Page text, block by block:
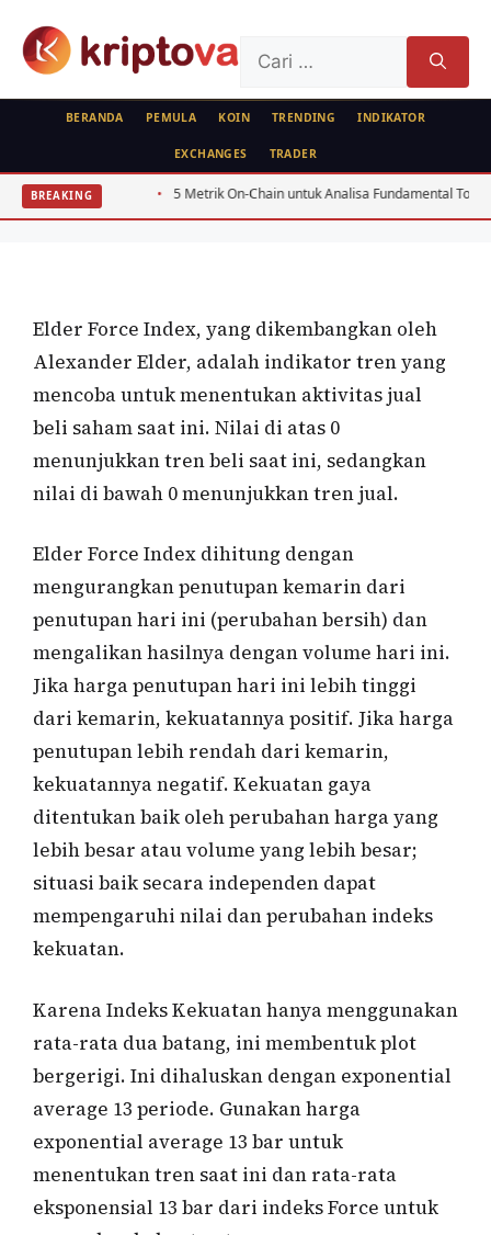
untuk:
BERANDA PEMULA KOIN TRENDING INDIKATOR
EXCHANGES TRADER
BREAKING
Ritel 5 Metrik On-Chain untuk Analisa Fundamental Token PoS 2026
ANALISA TEKNIKAL RUJUKAN
Elder Force Index
Elder Force Index, yang dikembangkan oleh
Alexander Elder, adalah indikator tren yang
mencoba untuk menentukan aktivitas jual
beli saham saat ini. Nilai di atas 0
menunjukkan tren beli saat ini, sedangkan
nilai di bawah 0 menunjukkan tren jual.
Elder Force Index dihitung dengan
mengurangkan penutupan kemarin dari
penutupan hari ini (perubahan bersih) dan
mengalikan hasilnya dengan volume hari ini.
Jika harga penutupan hari ini lebih tinggi
dari kemarin, kekuatannya positif. Jika harga
penutupan lebih rendah dari kemarin,
kekuatannya negatif. Kekuatan gaya
ditentukan baik oleh perubahan harga yang
lebih besar atau volume yang lebih besar;
situasi baik secara independen dapat
mempengaruhi nilai dan perubahan indeks
kekuatan.
Karena Indeks Kekuatan hanya menggunakan
rata-rata dua batang, ini membentuk plot
bergerigi. Ini dihaluskan dengan exponential
average 13 periode. Gunakan harga
exponential average 13 bar untuk
menentukan tren saat ini dan rata-rata
eksponensial 13 bar dari indeks Force untuk